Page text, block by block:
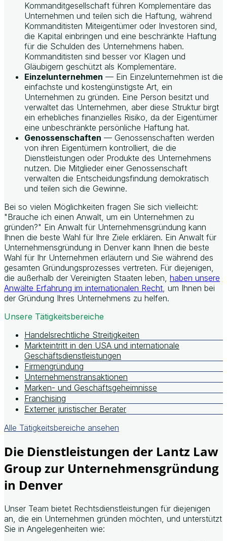
Kommanditgesellschaft führen Komplementäre das
Unternehmen und teilen sich die Haftung, während
Kommanditisten Miteigentümer oder Investoren sind,
die Kapital einbringen und eine beschränkte Haftung
für die Schulden des Unternehmens haben.
Kommanditisten sind besser vor Klagen und
Gläubigern geschützt als Komplementäre.
Einzelunternehmen — Ein Einzelunternehmen ist die
einfachste und kostengünstigste Art, ein
Unternehmen zu gründen. Eine Person besitzt und
verwaltet das Unternehmen, aber diese Struktur birgt
ein erhebliches finanzielles Risiko, da der Eigentümer
eine unbeschränkte persönliche Haftung hat.
Genossenschaften — Genossenschaften werden
von ihren Eigentümern kontrolliert, die die
Dienstleistungen oder Produkte des Unternehmens
nutzen. Die Mitglieder einer Genossenschaft
verwalten die Entscheidungsfindung demokratisch
und teilen sich die Gewinne.
Bei so vielen Möglichkeiten fragen Sie sich vielleicht:
"Brauche ich einen Anwalt, um ein Unternehmen zu
gründen?" Ein Anwalt für Unternehmensgründung kann
Ihnen die beste Wahl für Ihre Ziele erklären. Ein Anwalt für
Unternehmensgründung in Denver kann Ihnen die beste
Wahl für Ihr Unternehmen erläutern und Sie während des
gesamten Gründungsprozesses vertreten. Für diejenigen,
die außerhalb der Vereinigten Staaten leben, haben unsere
Anwälte Erfahrung im internationalen Recht , um Ihnen bei
der Gründung Ihres Unternehmens zu helfen.
Unsere Tätigkeitsbereiche
Handelsrechtliche Streitigkeiten
Markteintritt in den USA und internationale
Geschäftsdienstleistungen
Firmengründung
Unternehmenstransaktionen
Marken- und Geschäftsgeheimnisse
Franchising
Externer juristischer Berater
Alle Tätigkeitsbereiche ansehen
Die Dienstleistungen der Lantz Law
Group zur Unternehmensgründung
in Denver
Unser Team bietet Rechtsdienstleistungen für diejenigen
an, die ein Unternehmen gründen möchten, und unterstützt
Sie in Angelegenheiten wie: